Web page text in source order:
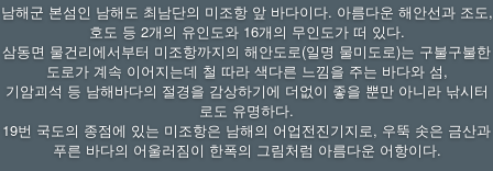
남해군 본섬인 남해도 최남단의 미조항 앞 바다이다. 아름다운 해안선과 조도,
호도 등 2개의 유인도와 16개의 무인도가 떠 있다.
삼동면 물건리에서부터 미조항까지의 해안도로(일명 물미도로)는 구불구불한
도로가 계속 이어지는데 철 따라 색다른 느낌을 주는 바다와 섬,
기암괴석 등 남해바다의 절경을 감상하기에 더없이 좋을 뿐만 아니라 낚시터
로도 유명하다.
19번 국도의 종점에 있는 미조항은 남해의 어업전진기지로, 우뚝 솟은 금산과
푸른 바다의 어울러짐이 한폭의 그림처럼 아름다운 어항이다.